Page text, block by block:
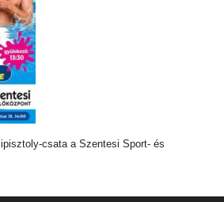
csata a Szentesi Sport- és